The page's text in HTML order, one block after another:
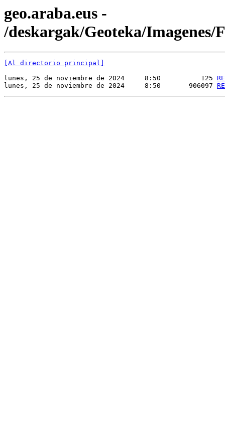
geo.araba.eus -
/deskargak/Geoteka/Imagenes/
[Al directorio principal]
lunes, 25 de noviembre de 2024     8:50          125
lunes, 25 de noviembre de 2024     8:50       906097